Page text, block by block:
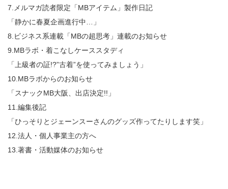
7.メルマガ読者限定「MBアイテム」製作日記
「静かに春夏企画進行中…」
8.ビジネス系連載「MBの超思考」連載のお知らせ
9.MBラボ・着こなしケーススタディ
「上級者の証!?”古着”を使ってみましょう」
10.MBラボからのお知らせ
「スナックMB大阪、出店決定!!」
11.編集後記
「ひっそりとジェーンスーさんのグッズ作ってたりします笑」
12.法人・個人事業主の方へ
13.著書・活動媒体のお知らせ